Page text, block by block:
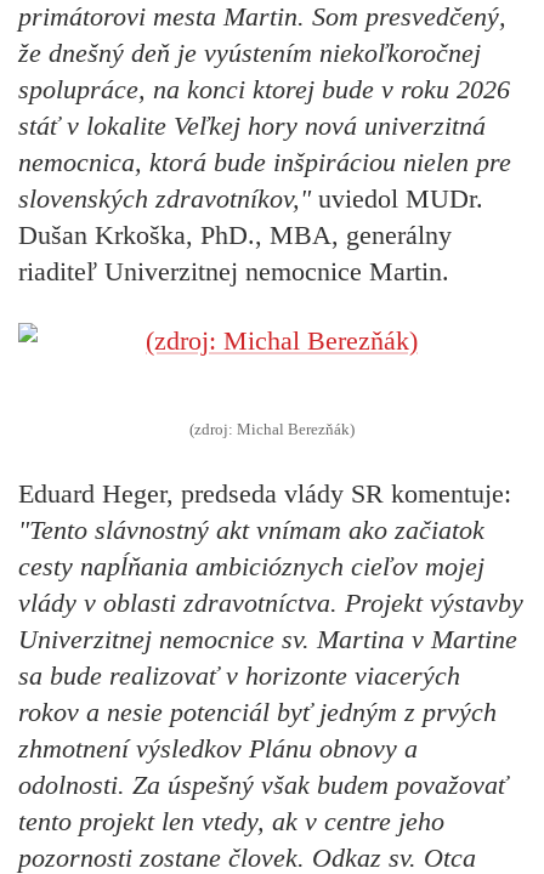
primátorovi mesta Martin. Som presvedčený,
že dnešný deň je vyústením niekoľkoročnej
spolupráce, na konci ktorej bude v roku 2026
stáť v lokalite Veľkej hory nová univerzitná
nemocnica, ktorá bude inšpiráciou nielen pre
slovenských zdravotníkov," uviedol MUDr.
Dušan Krkoška, PhD., MBA, generálny
riaditeľ Univerzitnej nemocnice Martin.
(zdroj: Michal Berezňák)
Eduard Heger, predseda vlády SR komentuje:
"Tento slávnostný akt vnímam ako začiatok
cesty napĺňania ambicióznych cieľov mojej
vlády v oblasti zdravotníctva. Projekt výstavby
Univerzitnej nemocnice sv. Martina v Martine
sa bude realizovať v horizonte viacerých
rokov a nesie potenciál byť jedným z prvých
zhmotnení výsledkov Plánu obnovy a
odolnosti. Za úspešný však budem považovať
tento projekt len vtedy, ak v centre jeho
pozornosti zostane človek. Odkaz sv. Otca